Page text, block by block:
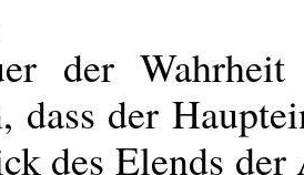
der
dass der
des Elends der